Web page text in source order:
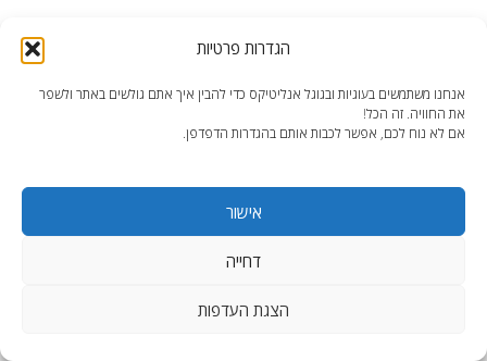
הגדרות פרטיות
אנחנו משתמשים בעוגיות ובגוגל אנליטיקס כדי להבין איך אתם גולשים באתר ולשפר
את החוויה. זה הכל!
אם לא נוח לכם, אפשר לכבות אותם בהגדרות הדפדפן.
אישור
דחייה
הצגת העדפות
end2end.co.il | תכנון ועיצוב עד הפרט האחרון.
WordPress Theme